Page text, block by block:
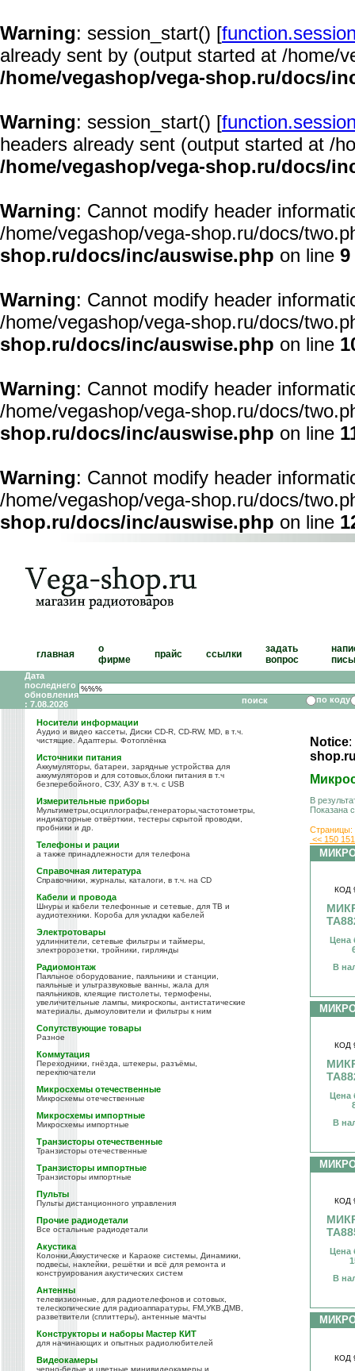
Warning: session_start() [
already sent by (output started at /home/
/home/vegashop/vega-shop.ru/docs/
Warning: session_start() [
headers already sent (output started at /
/home/vegashop/vega-shop.ru/docs/
Warning: Cannot modify header
/home/vegashop/vega-shop.ru/docs/
shop.ru/docs/inc/auswise.php on line 9
Warning: Cannot modify header
/home/vegashop/vega-shop.ru/docs/
shop.ru/docs/inc/auswise.php on line
Warning: Cannot modify header
/home/vegashop/vega-shop.ru/docs/
shop.ru/docs/inc/auswise.php on line
Warning: Cannot modify header
/home/vegashop/vega-shop.ru/docs/
shop.ru/docs/inc/auswise.php on line
главная
о
фирме
прайс ссылки
задать
вопрос
Дата
последнего
обновления
: 7.08.2026
по коду
Носители информации
Аудио и видео кассеты, Диски CD-R, CD-RW, MD, в т.ч.
чистящие. Адаптеры. Фотоплёнка
Источники питания
Аккумуляторы, батареи, зарядные устройства для
аккумуляторов и для сотовых,блоки питания в т.ч
безперебойного, СЗУ, АЗУ в т.ч. с USB
Измерительные приборы
Мультиметры,осциллографы,генераторы,частотометры,
индикаторные отвёрткии, тестеры скрытой проводки,
пробники и др.
Телефоны и рации
а также принадлежности для телефона
Справочная литература
Справочники, журналы, каталоги, в т.ч. на CD
Кабели и провода
Шнуры и кабели телефонные и сетевые, для ТВ и
аудиотехники. Короба для укладки кабелей
Электротовары
удлиннители, сетевые фильтры и таймеры,
электророзетки, тройники, гирлянды
Радиомонтаж
Паяльное оборудование, паяльники и станции,
паяльные и ультразвуковые ванны, жала для
паяльников, клеящие пистолеты, термофены,
увеличительные лампы, микроскопы, антистатические
материалы, дымоуловители и фильтры к ним
Сопутствующие товары
Разное
Коммутация
Переходники, гнёзда, штекеры, разъёмы,
переключатели
Микросхемы отечественные
Микросхемы отечественные
Микросхемы импортные
Микросхемы импортные
Транзисторы отечественные
Транзисторы отечественные
Транзисторы импортные
Транзисторы импортные
Пульты
Пульты дистанционного управления
Прочие радиодетали
Все остальные радиодетали
Акустика
Колонки,Аккустическе и Караоке системы, Динамики,
подвесы, наклейки, решётки и всё для ремонта и
конструирования акустических систем
Антенны
телевизионные, для радиотелефонов и сотовых,
телескопические для радиоаппаратуры, FM,УКВ,ДМВ,
разветвители (сплиттеры), антенные мачты
Конструкторы и наборы Мастер КИТ
для начинающих и опытных радиолюбителей
Видеокамеры
черно-белые и цветные минивидеокамеры и
Notice
В
Показана
Страницы:
<< 150
КОД
Цена
В
КОД
Цена
В
КОД
Цена
В
КОД